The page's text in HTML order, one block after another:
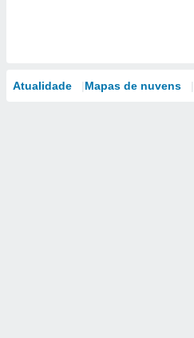
Atualidade Mapas de nuvens